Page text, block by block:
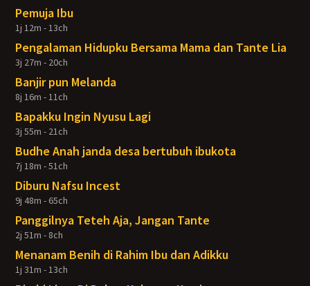
Pemuja Ibu
1j 12m - 13ch
Pengalaman Hidupku Bersama Mama dan Tante Lia
3j 27m - 20ch
Banjir pun Melanda
8j 16m - 11ch
Bapakku Ingin Nyusu Lagi
3j 55m - 21ch
Budhe Anah janda desa bertubuh ibukota
7j 18m - 51ch
Diburu Nafsu Incest
9j 48m - 65ch
Panggilnya Teteh Aja, Jangan Tante
2j 51m - 8ch
Menanam Benih di Rahim Ibu dan Adikku
1j 31m - 13ch